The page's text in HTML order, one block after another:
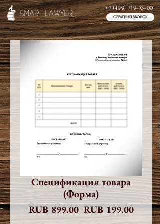
+7 (499) 719-73-00
ОБРАТНЫЙ ЗВОНОК
Спецификация товара
(Форма)
RUB 899.00 Обычная
цена
RUB 199.00